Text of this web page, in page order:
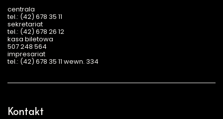
centrala
tel.: (42) 678 35 11
sekretariat
tel.: (42) 678 26 12
kasa biletowa
507 248 564
impresariat
tel.: (42) 678 35 11 wewn. 334
Kontakt